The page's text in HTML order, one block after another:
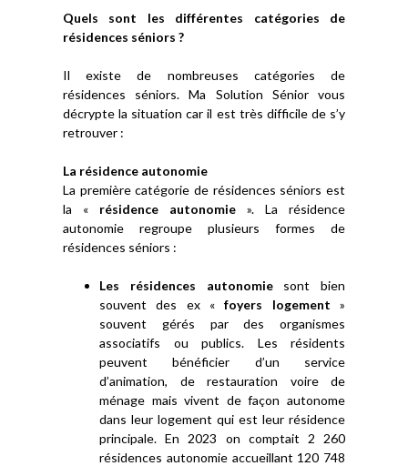
Quels sont les différentes catégories de
résidences séniors ?
Il existe de nombreuses catégories de
résidences séniors. Ma Solution Sénior vous
décrypte la situation car il est très difficile de s’y
retrouver :
La résidence autonomie
La première catégorie de résidences séniors est
la « résidence autonomie ». La résidence
autonomie regroupe plusieurs formes de
résidences séniors :
Les résidences autonomiesont bien
souvent des ex «foyers logement »
souvent gérés par des organismes
associatifs ou publics. Les résidents
peuvent bénéficier d’un service
d’animation, de restauration voire de
ménage mais vivent de façon autonome
dans leur logement qui est leur résidence
principale. En 2023 on comptait 2 260
résidences autonomie accueillant 120 748